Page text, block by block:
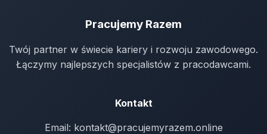
Pracujemy Razem
Twój partner w świecie kariery i rozwoju zawodowego.
Łączymy najlepszych specjalistów z pracodawcami.
Kontakt
Email: kontakt@pracujemyrazem.online